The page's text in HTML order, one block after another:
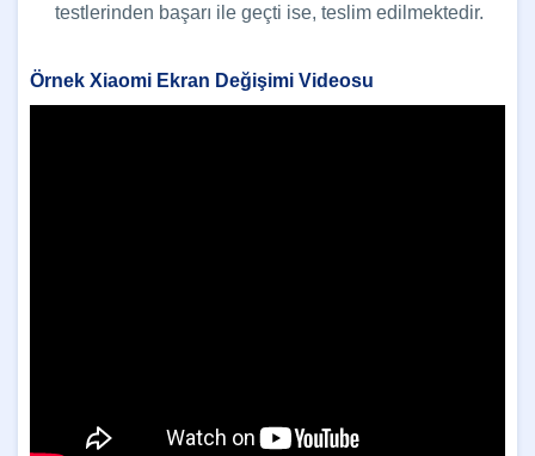
testlerinden başarı ile geçti ise, teslim edilmektedir.
Örnek Xiaomi Ekran Değişimi Videosu